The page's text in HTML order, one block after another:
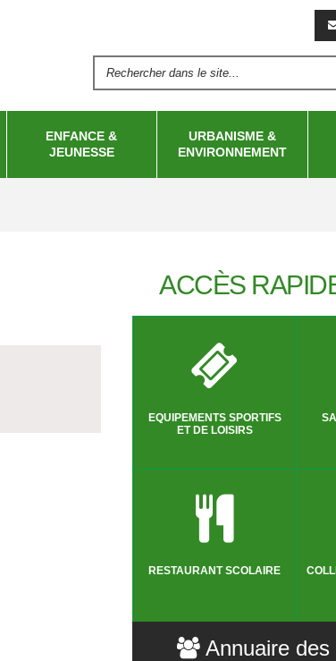
FORMULAIRE DE
Rechercher dans le site...
ENFANCE &
JEUNESSE
URBANISME &
ENVIRONNEMENT
ACCÈS
EQUIPEMENTS SPORTIFS
ET DE LOISIRS
RESTAURANT SCOLAIRE
Annuaire